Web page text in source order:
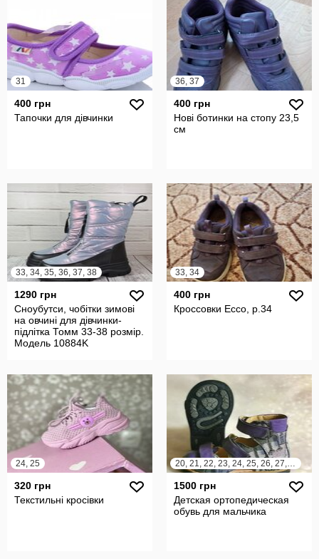
31
400 грн
Тапочки для дівчинки
36, 37
400 грн
Нові ботинки на стопу 23,5
см
33, 34, 35, 36, 37, 38
1290 грн
Сноубутси, чобітки зимові
на овчині для дівчинки-
підлітка Томм 33-38 розмір.
Модель 10884K
33, 34
400 грн
Кроссовки Ecco, р.34
24, 25
320 грн
Текстильні кросівки
20, 21, 22, 23, 24, 25, 26, 27, 28, 29, 30, 31, 32, 33, 34, 35, 36
1500 грн
Детская ортопедическая
обувь для мальчика